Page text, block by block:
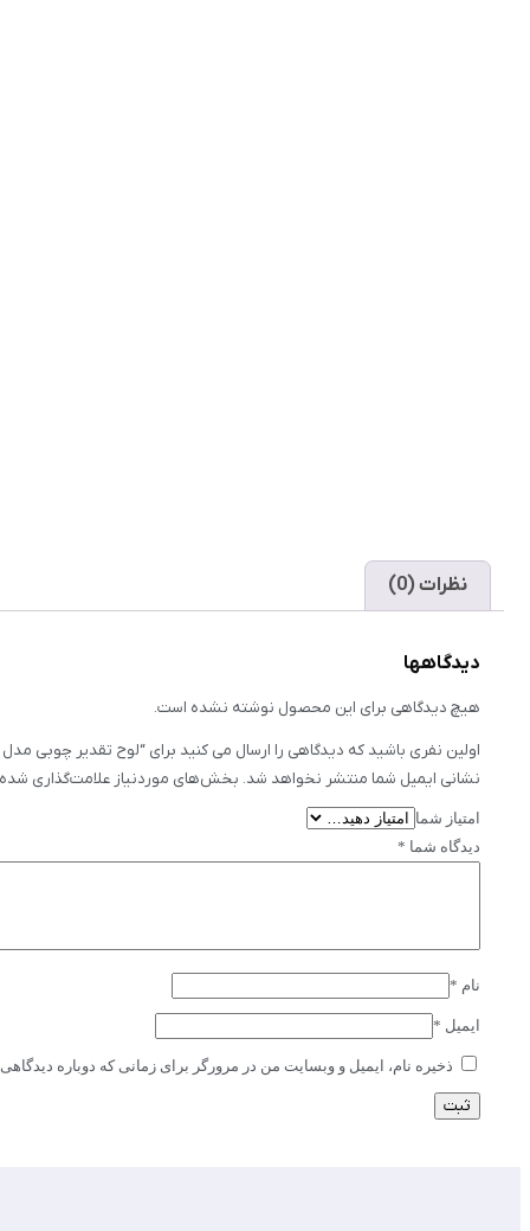
نظرات (0)
دیدگاهها
هیچ دیدگاهی برای این محصول نوشته نشده است.
اولین نفری باشید که دیدگاهی را ارسال می کنید برای “لوح تقدیر چوبی مدل 03”
نشانی ایمیل شما منتشر نخواهد شد. بخش‌های موردنیاز علامت‌گذاری
امتیاز شما
دیدگاه شما *
نام *
ایمیل *
ذخیره نام، ایمیل و وبسایت من در مرورگر برای زمانی که دوباره